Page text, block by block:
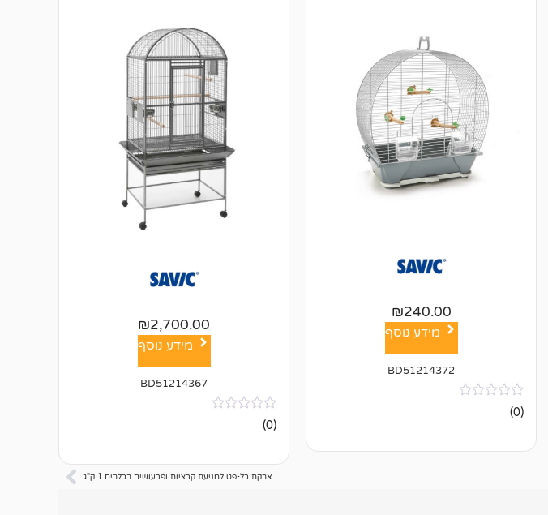
₪240.00
מידע נוסף
BD51214372
אין
ביקורות
(0)
₪2,700.00
מידע נוסף
BD51214367
אין
ביקורות
(0)
אבקת כל-פט למניעת קרציות ופרעושים בכלבים 1 ק"ג